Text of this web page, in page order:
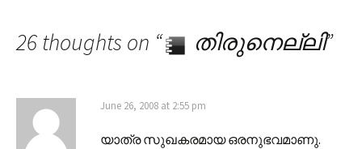
26 thoughts on “ തിരുനെല്ലി”
June 26, 2008 at 2:55 pm
യാത്ര സുഖകരമായ ഒരനുഭവമാണു.